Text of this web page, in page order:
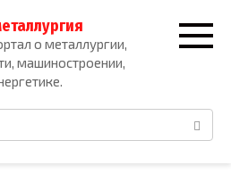
о металлургии,
машиностроении,